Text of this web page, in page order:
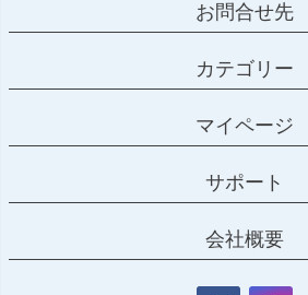
お問合せ先
カテゴリー
マイページ
サポート
会社概要